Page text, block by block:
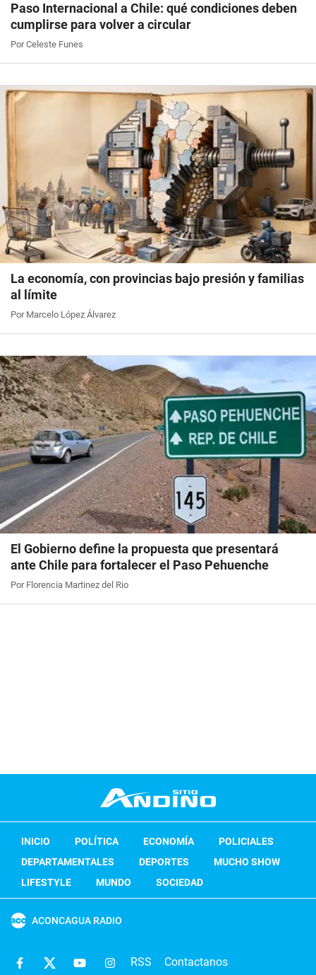
Paso Internacional a Chile: qué condiciones deben
cumplirse para volver a circular
Por Celeste Funes
La economía, con provincias bajo presión y familias
al límite
Por Marcelo López Álvarez
El Gobierno define la propuesta que presentará
ante Chile para fortalecer el Paso Pehuenche
Por Florencia Martinez del Rio
INICIO POLÍTICA ECONOMÍA
POLICIALES
DEPARTAMENTALES
DEPORTES
MUCHO SHOW
LIFESTYLE
MUNDO SOCIEDAD
ACONCAGUA RADIO
RSS Contactanos